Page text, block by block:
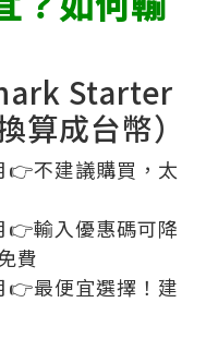
Starter
算成台幣）
不建議購買，太
輸入優惠碼可降
費
最便宜選擇！建